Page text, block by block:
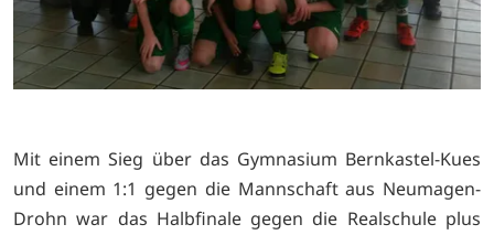
Mit einem Sieg über das Gymnasium Bernkastel-Kues
und einem 1:1 gegen die Mannschaft aus Neumagen-
Drohn war das Halbfinale gegen die Realschule plus